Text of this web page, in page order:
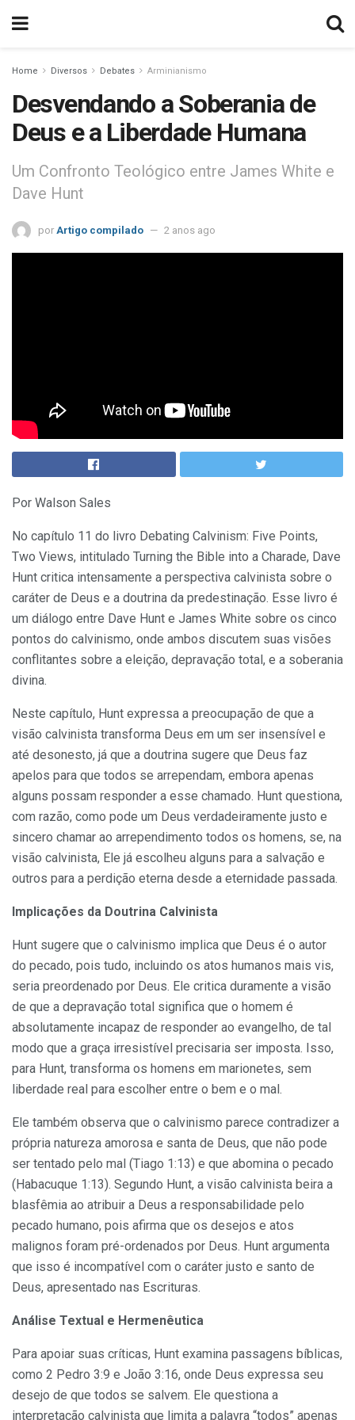
Home Diversos Debates Arminianismo
Desvendando a Soberania de
Deus e a Liberdade Humana
Um Confronto Teológico entre James White e
Dave Hunt
por Artigo compilado 2 anos ago
Por Walson Sales
No capítulo 11 do livro Debating Calvinism: Five Points,
Two Views, intitulado Turning the Bible into a Charade, Dave
Hunt critica intensamente a perspectiva calvinista sobre o
caráter de Deus e a doutrina da predestinação. Esse livro é
um diálogo entre Dave Hunt e James White sobre os cinco
pontos do calvinismo, onde ambos discutem suas visões
conflitantes sobre a eleição, depravação total, e a soberania
divina.
Neste capítulo, Hunt expressa a preocupação de que a
visão calvinista transforma Deus em um ser insensível e
até desonesto, já que a doutrina sugere que Deus faz
apelos para que todos se arrependam, embora apenas
alguns possam responder a esse chamado. Hunt questiona,
com razão, como pode um Deus verdadeiramente justo e
sincero chamar ao arrependimento todos os homens, se, na
visão calvinista, Ele já escolheu alguns para a salvação e
outros para a perdição eterna desde a eternidade passada.
Implicações da Doutrina Calvinista
Hunt sugere que o calvinismo implica que Deus é o autor
do pecado, pois tudo, incluindo os atos humanos mais vis,
seria preordenado por Deus. Ele critica duramente a visão
de que a depravação total significa que o homem é
absolutamente incapaz de responder ao evangelho, de tal
modo que a graça irresistível precisaria ser imposta. Isso,
para Hunt, transforma os homens em marionetes, sem
liberdade real para escolher entre o bem e o mal.
Ele também observa que o calvinismo parece contradizer a
própria natureza amorosa e santa de Deus, que não pode
ser tentado pelo mal (Tiago 1:13) e que abomina o pecado
(Habacuque 1:13). Segundo Hunt, a visão calvinista beira a
blasfêmia ao atribuir a Deus a responsabilidade pelo
pecado humano, pois afirma que os desejos e atos
malignos foram pré-ordenados por Deus. Hunt argumenta
que isso é incompatível com o caráter justo e santo de
Deus, apresentado nas Escrituras.
Análise Textual e Hermenêutica
Para apoiar suas críticas, Hunt examina passagens bíblicas,
como 2 Pedro 3:9 e João 3:16, onde Deus expressa seu
desejo de que todos se salvem. Ele questiona a
interpretação calvinista que limita a palavra “todos” apenas